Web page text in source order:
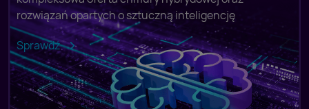
rozwiązań opartych o sztuczną inteligencję
Sprawdź